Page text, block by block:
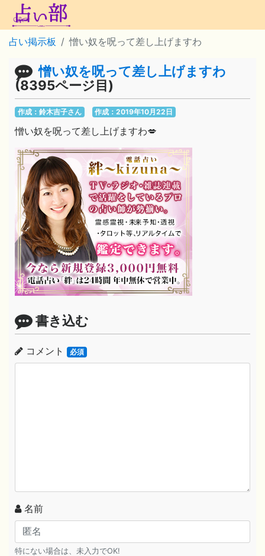
占い掲示板 憎い奴を呪って差し上げますわ
憎い奴を呪って差し上げますわ
(8395ページ目)
作成：鈴木吉子さん 作成：2019年10月22日
憎い奴を呪って差し上げますわ💋
書き込む
コメント 必須
名前
特にない場合は、未入力でOK!